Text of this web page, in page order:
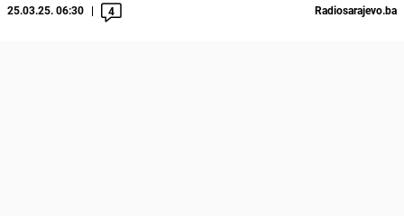
25.03.25. 06:30 4 Radiosarajevo.ba